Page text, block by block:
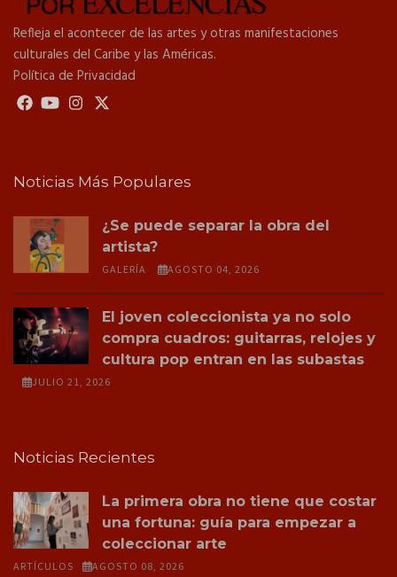
Refleja el acontecer de las artes y otras manifestaciones
culturales del Caribe y las Américas.
Política de Privacidad
Noticias Más Populares
¿Se puede separar la obra del
artista?
GALERÍA AGOSTO 04, 2026
El joven coleccionista ya no solo
compra cuadros: guitarras, relojes y
cultura pop entran en las subastas
JULIO 21, 2026
Noticias Recientes
La primera obra no tiene que costar
una fortuna: guía para empezar a
coleccionar arte
ARTÍCULOS AGOSTO 08, 2026